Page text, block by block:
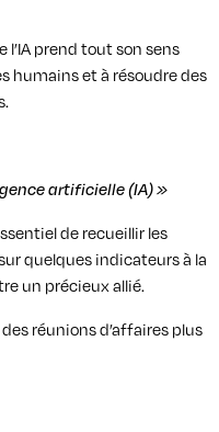
prend tout son sens
humains et à résoudre des
artificielle (IA) »
de recueillir les
quelques indicateurs à la
un précieux allié.
réunions d’affaires plus